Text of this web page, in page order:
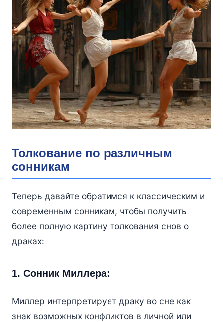
Толкование по различным
сонникам
Теперь давайте обратимся к классическим и
современным сонникам, чтобы получить
более полную картину толкования снов о
драках:
1. Сонник Миллера:
Миллер интерпретирует драку во сне как
знак возможных конфликтов в личной или